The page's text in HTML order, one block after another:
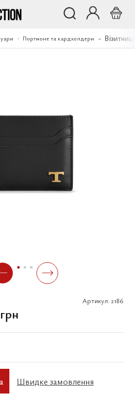
Портмоне та кардхолдери
Артикул: 2186
Швидке замовлення